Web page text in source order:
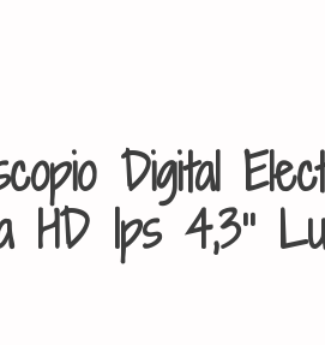
Digital
HD Ips 4,3''